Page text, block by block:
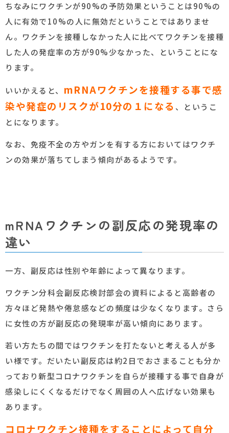
ちなみにワクチンが90%の予防効果ということは90%の
人に有効で10%の人に無効だということではありませ
ん。ワクチンを接種しなかった人に比べてワクチンを接種
した人の発症率の方が90%少なかった、ということにな
ります。
いいかえると、 mRNAワクチンを接種する事で感
染や発症のリスクが10分の１になる 、というこ
とになります。
なお、免疫不全の方やガンを有する方においてはワクチ
ンの効果が落ちてしまう傾向があるようです。
mRNAワクチンの副反応の発現率の
違い
一方、副反応は性別や年齢によって異なります。
ワクチン分科会副反応検討部会の資料によると高齢者の
方々ほど発熱や倦怠感などの頻度は少なくなります。さら
に女性の方が副反応の発現率が高い傾向にあります。
若い方たちの間ではワクチンを打たないと考える人が多
い様です。だいたい副反応は約2日でおさまることも分か
っており新型コロナワクチンを自らが接種する事で自身が
感染しにくくなるだけでなく周囲の人へ広げない効果も
あります。
コロナワクチン接種をすることによって自分